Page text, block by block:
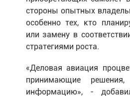
стороны опытных
особенно тех, кто
или замену в
стратегиями роста.
«Деловая авиация
принимающие
информацию», -